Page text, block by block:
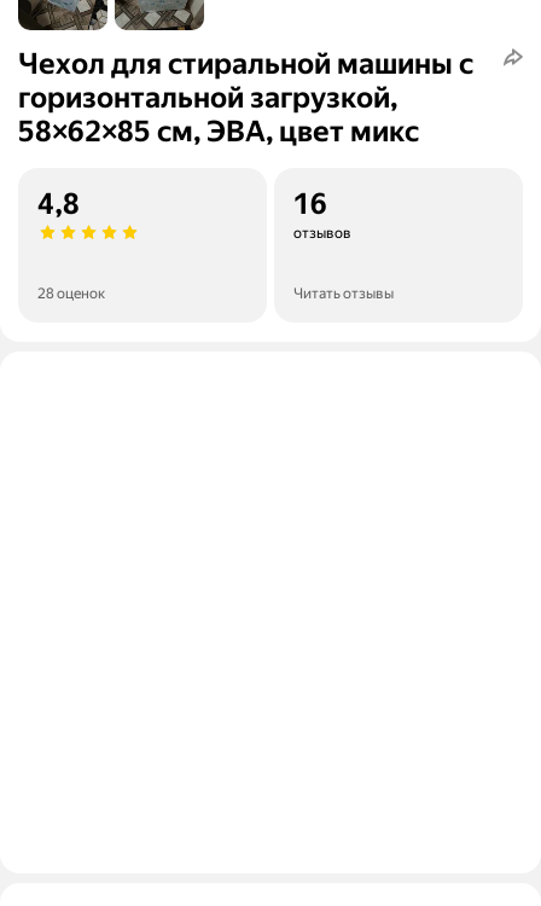
Чехол для стиральной машины с
горизонтальной загрузкой,
58×62×85 см, ЭВА, цвет микс
4,8
28 оценок
16
отзывов
Читать отзывы